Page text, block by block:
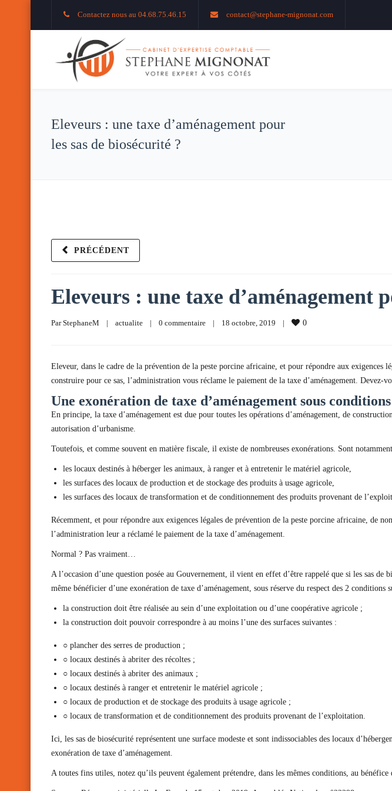
Contactez nous au 04.68.75.46.15 contact@stephane-mignonat.com
Eleveurs : une taxe d’aménagement pour
les sas de biosécurité ?
PRÉCÉDENT
Eleveurs : une taxe d’aménagement
Par StephaneM | actualite | 0 commentaire | 18 octobre, 2019 | 0
Eleveur, dans le cadre de la prévention de la peste porcine africaine, et pour répondre aux
construire pour ce sas, l’administration vous réclame le paiement de la taxe d’aménagement. Devez-
Une exonération de taxe d’aménagement sous
En principe, la taxe d’aménagement est due pour toutes les opérations d’aménagement, de
autorisation d’urbanisme.
Toutefois, et comme souvent en matière fiscale, il existe de nombreuses exonérations. Sont
les locaux destinés à héberger les animaux, à ranger et à entretenir le matériel agricole,
les surfaces des locaux de production et de stockage des produits à usage agricole,
les surfaces des locaux de transformation et de conditionnement des produits provenant de
Récemment, et pour répondre aux exigences légales de prévention de la peste porcine africaine, de
l’administration leur a réclamé le paiement de la taxe d’aménagement.
Normal ? Pas vraiment…
A l’occasion d’une question posée au Gouvernement, il vient en effet d’être rappelé que si les sas
même bénéficier d’une exonération de taxe d’aménagement, sous réserve du respect des 2 conditions
la construction doit être réalisée au sein d’une exploitation ou d’une coopérative agricole ;
la construction doit pouvoir correspondre à au moins l’une des surfaces suivantes :
○ plancher des serres de production ;
○ locaux destinés à abriter des récoltes ;
○ locaux destinés à abriter des animaux ;
○ locaux destinés à ranger et entretenir le matériel agricole ;
○ locaux de production et de stockage des produits à usage agricole ;
○ locaux de transformation et de conditionnement des produits provenant de l’exploitation.
Ici, les sas de biosécurité représentent une surface modeste et sont indissociables des locaux
exonération de taxe d’aménagement.
A toutes fins utiles, notez qu’ils peuvent également prétendre, dans les mêmes conditions, au